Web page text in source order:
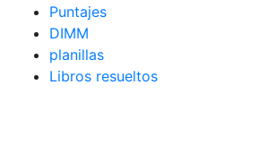
Puntajes
DIMM
planillas
Libros resueltos